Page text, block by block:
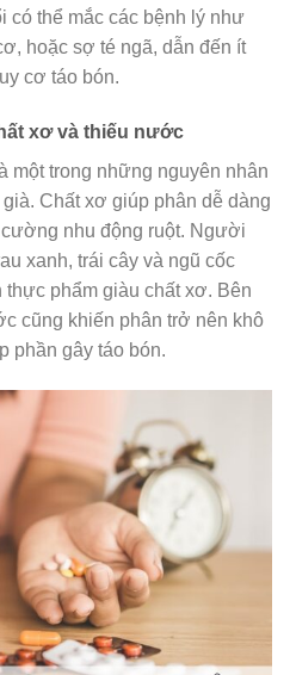
có thể mắc các bệnh lý như
hoặc sợ té ngã, dẫn đến ít
cơ táo bón.
xơ và thiếu nước
một trong những nguyên nhân
Chất xơ giúp phân dễ dàng
nhu động ruột. Người
xanh, trái cây và ngũ cốc
phẩm giàu chất xơ. Bên
cũng khiến phân trở nên khô
phần gây táo bón.